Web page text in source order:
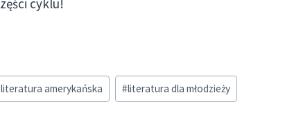
cyklu!
literatura amerykańska #literatura dla młodzieży